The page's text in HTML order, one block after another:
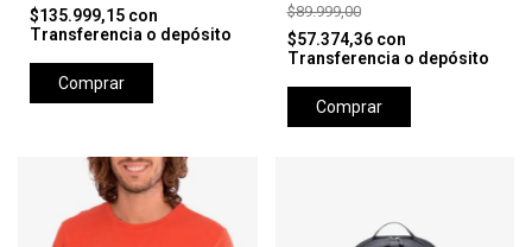
$135.999,15 con
Transferencia o depósito
Comprar
$89.999,00
$57.374,36 con
Transferencia o depósito
Comprar